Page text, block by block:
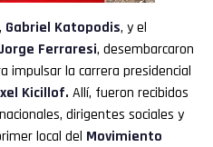
Gabriel Katopodis, y el
Ferraresi, desembarcaron
impulsar la carrera presidencial
Kicillof. Allí, fueron recibidos
dirigentes sociales y
local del Movimiento